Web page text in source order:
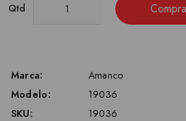
Qtd
Marca:
Amanco
Modelo:
19036
SKU:
19036